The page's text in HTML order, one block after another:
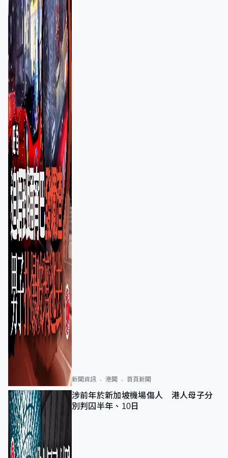
新聞資訊 港聞 首頁新聞
涉前年於新加坡機場傷人 港人母子分
別判囚半年、10日